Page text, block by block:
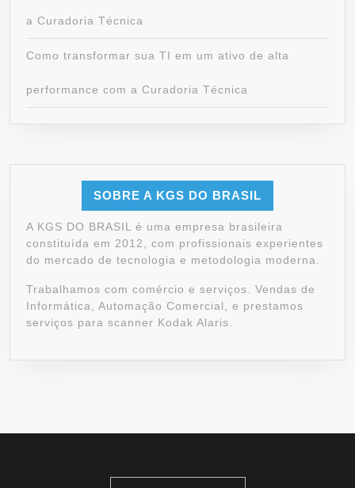
a Curadoria Técnica
Como transformar sua TI em um ativo de alta
performance com a Curadoria Técnica
SOBRE A KGS DO BRASIL
A KGS DO BRASIL é uma empresa brasileira
constituída em 2012, com profissionais experientes
do mercado de tecnologia e metodologia moderna.
Trabalhamos com comércio e serviços. Vendas de
Informática, Automação Comercial, e prestamos
serviços para scanner Kodak Alaris.